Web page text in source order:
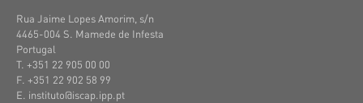
Rua Jaime Lopes Amorim, s/n
4465-004 S. Mamede de Infesta
Portugal
T. +351 22 905 00 00
F. +351 22 902 58 99
E. instituto@iscap.ipp.pt